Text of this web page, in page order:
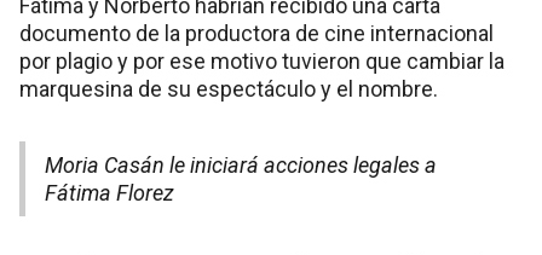
Fátima y Norberto habrían recibido una carta
documento de la productora de cine internacional
por plagio y por ese motivo tuvieron que cambiar la
marquesina de su espectáculo y el nombre.
Moria Casán le iniciará acciones legales a
Fátima Florez